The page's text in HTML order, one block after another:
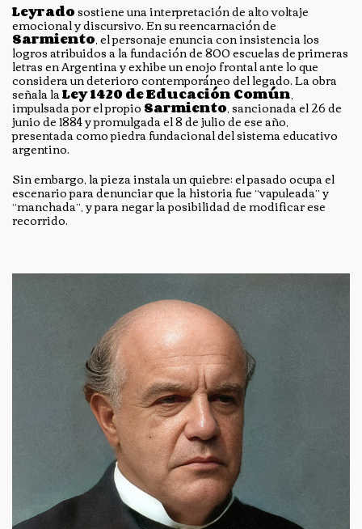
Leyradosostiene una interpretación de alto voltaje
emocional y discursivo. En su reencarnación de
Sarmiento, el personaje enuncia con insistencia los
logros atribuidos a la fundación de 800 escuelas de primeras
letras en Argentina y exhibe un enojo frontal ante lo que
considera un deterioro contemporáneo del legado. La obra
señala laLey 1420 de Educación Común,
impulsada por el propioSarmiento, sancionada el 26 de
junio de 1884 y promulgada el 8 de julio de ese año,
presentada como piedra fundacional del sistema educativo
argentino.
Sin embargo, la pieza instala un quiebre: el pasado ocupa el
escenario para denunciar que la historia fue “vapuleada” y
“manchada”, y para negar la posibilidad de modificar ese
recorrido.